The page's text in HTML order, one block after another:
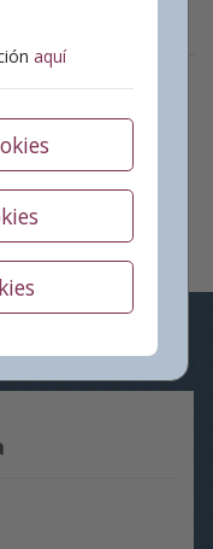
aquí
no hay
activo.
espectáculos